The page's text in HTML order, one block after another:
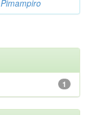
Pimampiro
1